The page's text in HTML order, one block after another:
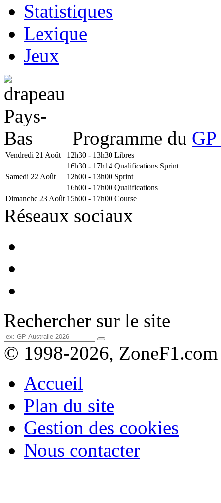
Statistiques
Lexique
Jeux
Programme du
Vendredi 21 Août 12h30 - 13h30 Libres
16h30 - 17h14 Qualifications Sprint
Samedi 22 Août
12h00 - 13h00 Sprint
16h00 - 17h00 Qualifications
Dimanche 23 Août 15h00 - 17h00 Course
Réseaux sociaux
Rechercher sur le site
© 1998-2026, ZoneF1.com
Accueil
Plan du site
Gestion des cookies
Nous contacter